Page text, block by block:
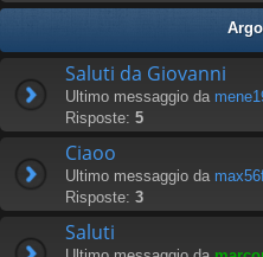
Saluti da Giovanni
Ultimo messaggio da
Risposte: 5
Ciaoo
Ultimo messaggio da
Risposte: 3
Saluti